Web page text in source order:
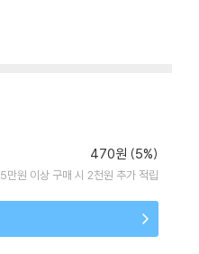
470원 (5%)
5만원 이상 구매 시 2천원 추가 적립